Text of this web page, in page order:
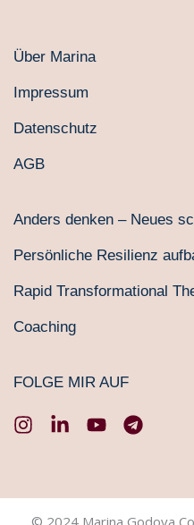
Über Marina
Impressum
Datenschutz
AGB
Anders denken – Neues
Persönliche Resilienz
Rapid Transformational
Coaching
FOLGE MIR AUF
I
a
L
e
Y
u
T
e
g
© 2024 Marina Godova